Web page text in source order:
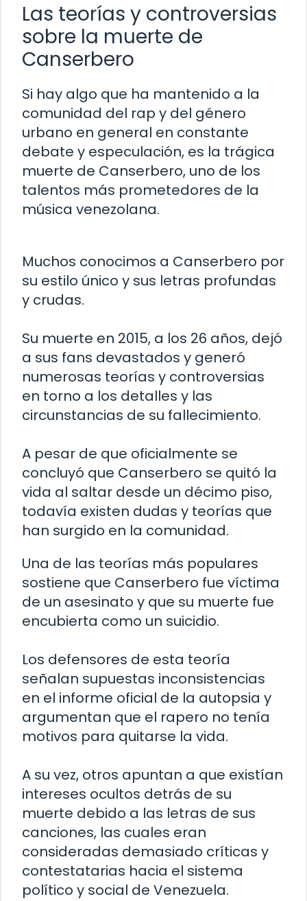
Las teorías y controversias
sobre la muerte de
Canserbero
Si hay algo que ha mantenido a la
comunidad del rap y del género
urbano en general en constante
debate y especulación, es la trágica
muerte de Canserbero, uno de los
talentos más prometedores de la
música venezolana.
Muchos conocimos a Canserbero por
su estilo único y sus letras profundas
y crudas.
Su muerte en 2015, a los 26 años, dejó
a sus fans devastados y generó
numerosas teorías y controversias
en torno a los detalles y las
circunstancias de su fallecimiento.
A pesar de que oficialmente se
concluyó que Canserbero se quitó la
vida al saltar desde un décimo piso,
todavía existen dudas y teorías que
han surgido en la comunidad.
Una de las teorías más populares
sostiene que Canserbero fue víctima
de un asesinato y que su muerte fue
encubierta como un suicidio.
Los defensores de esta teoría
señalan supuestas inconsistencias
en el informe oficial de la autopsia y
argumentan que el rapero no tenía
motivos para quitarse la vida.
A su vez, otros apuntan a que existían
intereses ocultos detrás de su
muerte debido a las letras de sus
canciones, las cuales eran
consideradas demasiado críticas y
contestatarias hacia el sistema
político y social de Venezuela.